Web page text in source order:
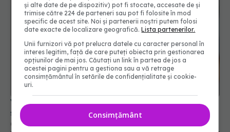
Vaccinul anti-COVID a scăzut incidența AVC-urilor
și a infarctului
03 aug 2024, 16:27
și alte date de pe dispozitiv) pot fi stocate, accesate de și
trimise către 224 de parteneri sau pot fi folosite în mod
specific de acest site. Noi și partenerii noștri putem folosi
date exacte de localizare geografică.Lista partenerilor.
Unii furnizori vă pot prelucra datele cu caracter personal în
interes legitim, față de care puteți obiecta prin gestionarea
opțiunilor de mai jos. Căutați un link în partea de jos a
acestei pagini pentru a gestiona sau a vă retrage
consimțământul în setările de confidențialitate și cookie-
uri.
Consimțământ